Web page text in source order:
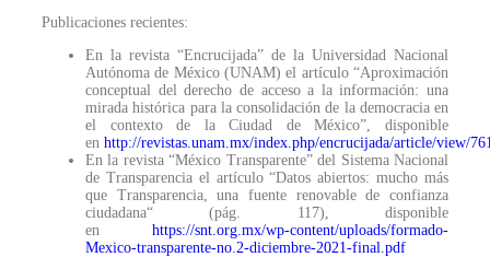
Publicaciones recientes:
En la revista “Encrucijada” de la Universidad Nacional
Autónoma de México (UNAM) el artículo “Aproximación
conceptual del derecho de acceso a la información: una
mirada histórica para la consolidación de la democracia en
el contexto de la Ciudad de México”, disponible
en http://revistas.unam.mx/index.php/encrucijada/article/view/
En la revista “México Transparente” del Sistema Nacional
de Transparencia el artículo “Datos abiertos: mucho más
que Transparencia, una fuente renovable de confianza
ciudadana“ (pág. 117), disponible
en https://snt.org.mx/wp-content/uploads/formado-
Mexico-transparente-no.2-diciembre-2021-final.pdf